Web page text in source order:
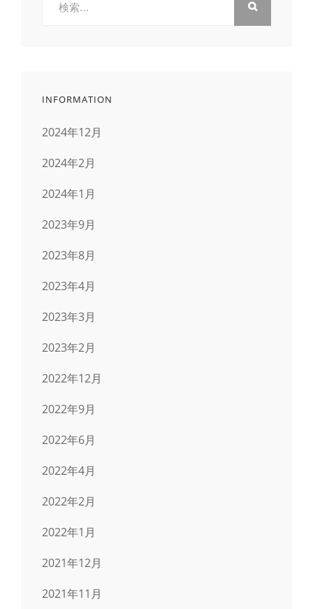
INFORMATION
2024年12月
2024年2月
2024年1月
2023年9月
2023年8月
2023年4月
2023年3月
2023年2月
2022年12月
2022年9月
2022年6月
2022年4月
2022年2月
2022年1月
2021年12月
2021年11月